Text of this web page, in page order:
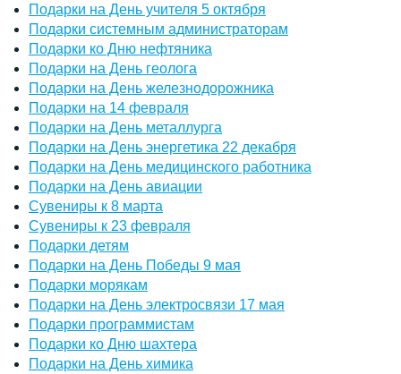
Подарки на День учителя 5 октября
Подарки системным администраторам
Подарки ко Дню нефтяника
Подарки на День геолога
Подарки на День железнодорожника
Подарки на 14 февраля
Подарки на День металлурга
Подарки на День энергетика 22 декабря
Подарки на День медицинского работника
Подарки на День авиации
Сувениры к 8 марта
Сувениры к 23 февраля
Подарки детям
Подарки на День Победы 9 мая
Подарки морякам
Подарки на День электросвязи 17 мая
Подарки программистам
Подарки ко Дню шахтера
Подарки на День химика